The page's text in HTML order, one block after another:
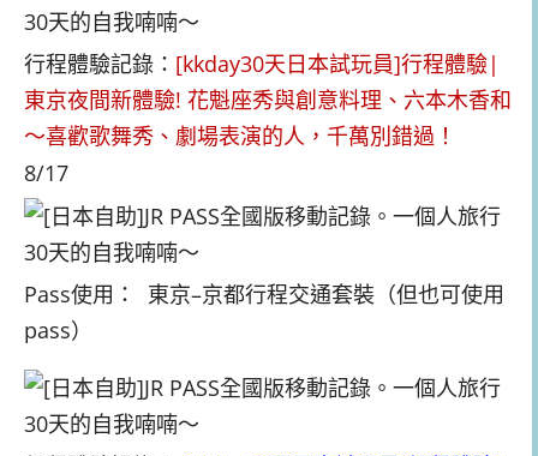
行程體驗記錄： [kkday30天日本試玩員]行程體驗|
東京夜間新體驗! 花魁座秀與創意料理、六本木香和
～喜歡歌舞秀、劇場表演的人，千萬別錯過！
8/17
Pass使用： 東京–京都行程交通套裝（但也可使用
pass）